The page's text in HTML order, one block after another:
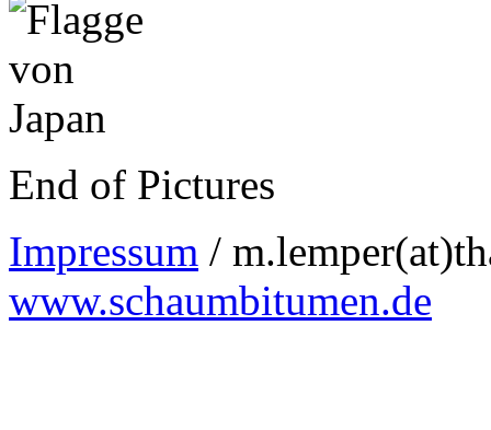
End of Pictures
Impressum /
www.schaumbitumen.de